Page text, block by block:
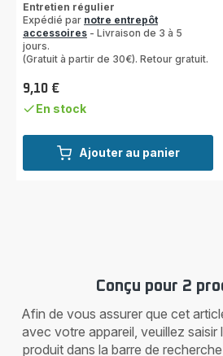
Ajouter au panier
Entretien régulier
Expédié par notre entrepôt
accessoires - Livraison de 3 à 5
jours.
(Gratuit à partir de 30€). Retour gratuit.
Prix
9,10 €
En stock
Conçu pour 2
Afin de vous assurer que cet
avec votre appareil, veuillez
produit dans la barre de